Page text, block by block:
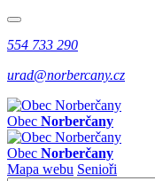
554 733 290
urad@norbercany.cz
Obec Norberčany
Obec Norberčany
Mapa webu Senioři